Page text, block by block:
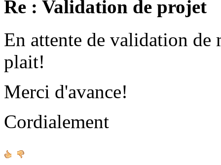
Re : Validation de projet
En attente de validation de
plait!
Merci d'avance!
Cordialement